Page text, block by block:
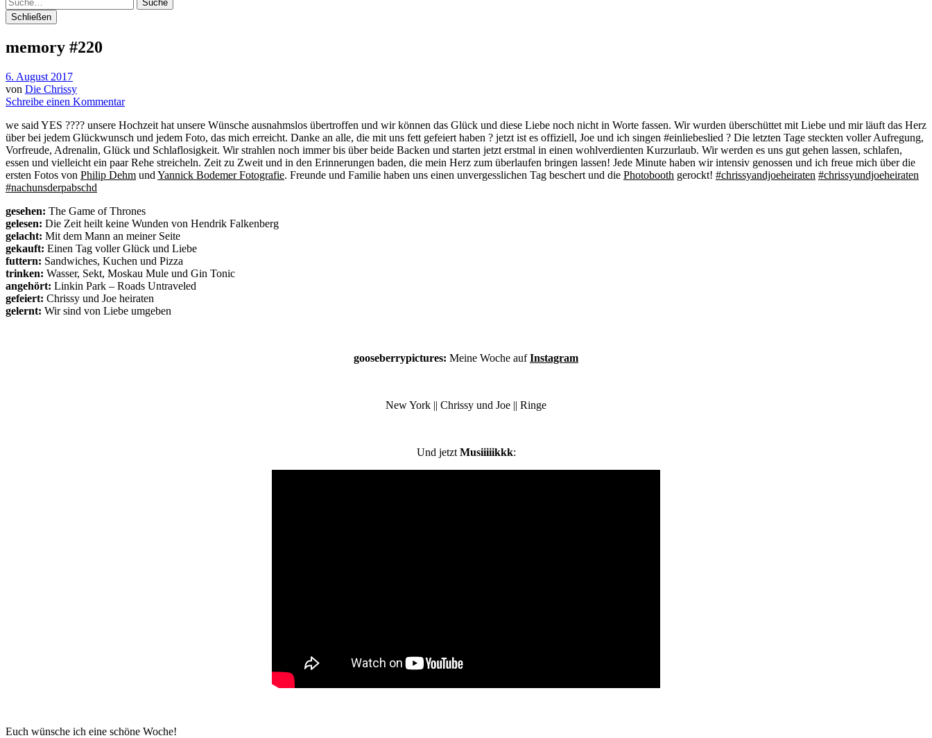
Schließen
memory #220
6. August 2017
von Die Chrissy
Schreibe einen Kommentar
we said YES ???? unsere Hochzeit hat unsere Wünsche ausnahmslos übertroffen und wir können das Glück und diese Liebe noch nicht in Worte fassen. Wir wurden überschüttet mit Liebe und mir läuft das Herz
über bei jedem Glückwunsch und jedem Foto, das mich erreicht. Danke an alle, die mit uns fett gefeiert haben ? jetzt ist es offiziell, Joe und ich singen #einliebeslied ? Die letzten Tage steckten voller Aufregung,
Vorfreude, Adrenalin, Glück und Schlaflosigkeit. Wir strahlen noch immer bis über beide Backen und starten jetzt erstmal in einen wohlverdienten Kurzurlaub. Wir werden es uns gut gehen lassen, schlafen,
essen und vielleicht ein paar Rehe streicheln. Zeit zu Zweit und in den Erinnerungen baden, die mein Herz zum überlaufen bringen lassen! Jede Minute haben wir intensiv genossen und ich freue mich über die
ersten Fotos von Philip Dehm und Yannick Bodemer Fotografie. Freunde und Familie haben uns einen unvergesslichen Tag beschert und die Photobooth gerockt! #chrissyandjoeheiraten #chrissyundjoeheiraten
#nachunsderpabschd
gesehen: The Game of Thrones
gelesen: Die Zeit heilt keine Wunden von Hendrik Falkenberg
gelacht: Mit dem Mann an meiner Seite
gekauft: Einen Tag voller Glück und Liebe
futtern: Sandwiches, Kuchen und Pizza
trinken: Wasser, Sekt, Moskau Mule und Gin Tonic
angehört: Linkin Park – Roads Untraveled
gefeiert: Chrissy und Joe heiraten
gelernt: Wir sind von Liebe umgeben
gooseberrypictures: Meine Woche aufInstagram
New York || Chrissy und Joe || Ringe
Und jetzt Musiiiiikkk:
Euch wünsche ich eine schöne Woche!